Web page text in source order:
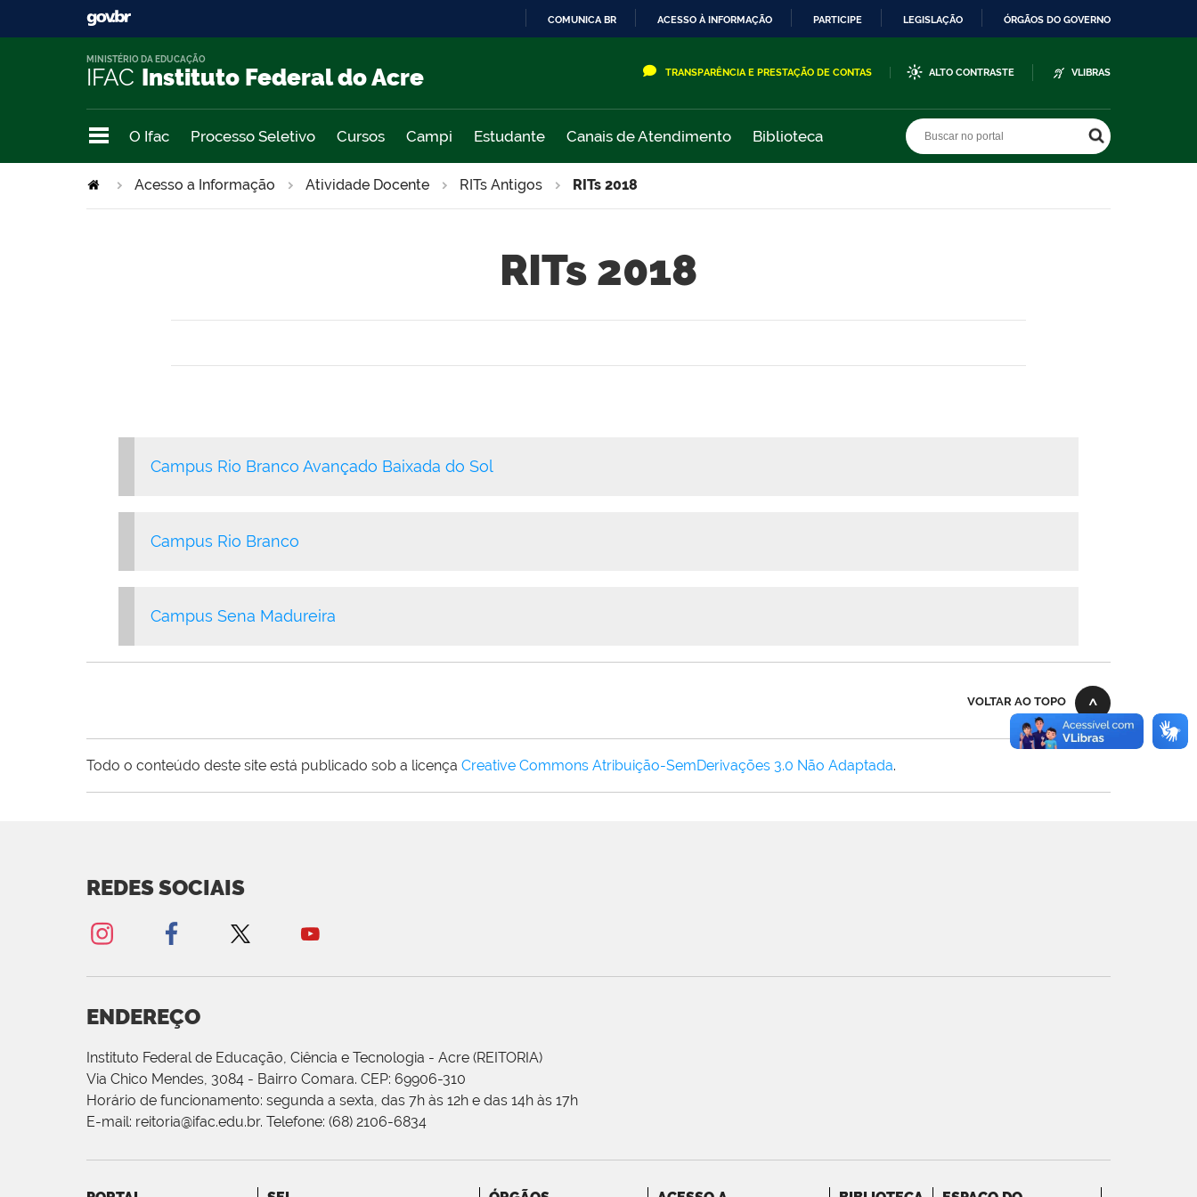
COMUNICA BR ACESSO À INFORMAÇÃO PARTICIPE LEGISLAÇÃO ÓRGÃOS DO GOVERNO
IFAC Instituto Federal do Acre
MINISTÉRIO DA EDUCAÇÃO
TRANSPARÊNCIA E PRESTAÇÃO DE CONTAS ALTO CONTRASTE VLIBRAS
O Ifac Processo Seletivo Cursos Campi Estudante Canais de Atendimento Biblioteca
Acesso a Informação Atividade Docente RITs Antigos RITs 2018
RITs 2018
Campus Rio Branco Avançado Baixada do Sol
Campus Rio Branco
Campus Sena Madureira
VOLTAR AO TOPO
Todo o conteúdo deste site está publicado sob a licença Creative Commons Atribuição-SemDerivações 3.0 Não Adaptada.
REDES SOCIAIS
ENDEREÇO
Instituto Federal de Educação, Ciência e Tecnologia - Acre (REITORIA)
Via Chico Mendes, 3084 - Bairro Comara. CEP: 69906-310
Horário de funcionamento: segunda a sexta, das 7h às 12h e das 14h às 17h
E-mail: reitoria@ifac.edu.br. Telefone: (68) 2106-6834